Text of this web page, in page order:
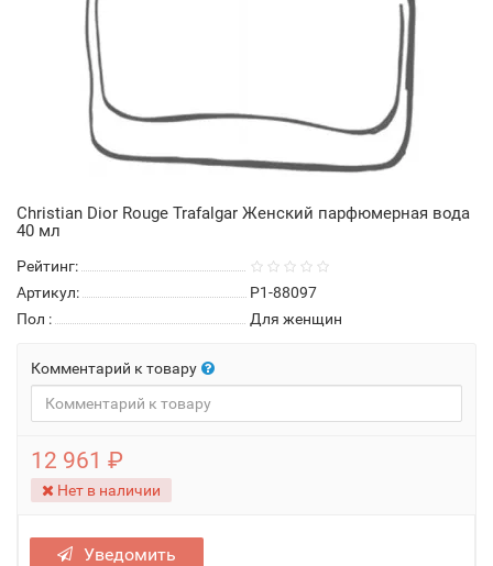
Christian Dior Rouge Trafalgar Женский парфюмерная вода
40 мл
Рейтинг:
Артикул:
P1-88097
Пол : Для женщин
Комментарий к товару
12 961 ₽
Нет в наличии
Уведомить